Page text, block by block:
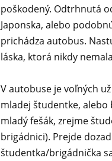
poškodený. Odtrhnutá
Japonska, alebo
prichádza autobus.
láska, ktorá nikdy
V autobuse je voľných
mladej študentke, alebo
mladý fešák, zrejme
brigádnici). Prejde
študentka/brigádnička